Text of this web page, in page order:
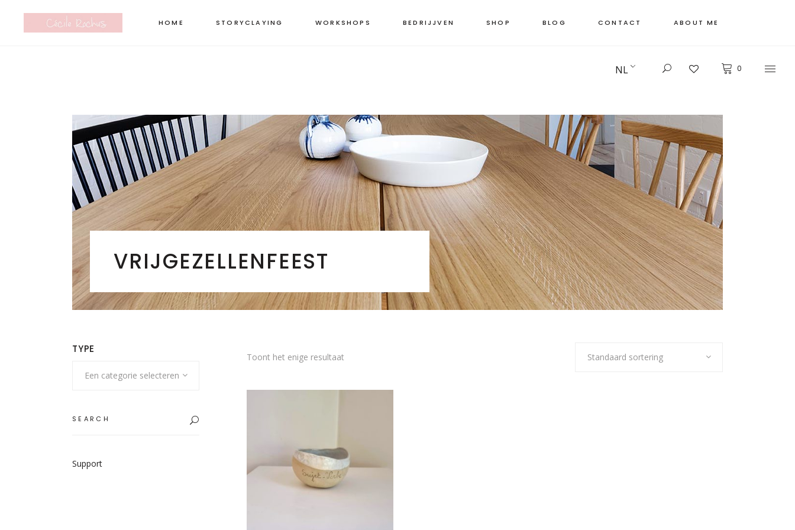
HOME STORYCLAYING WORKSHOPS BEDRIJJVEN SHOP BLOG CONTACT ABOUT ME
NL 0
VRIJGEZELLENFEEST
Toont het enige resultaat Standaard sortering
Dit
product
heeft
TYPE
Een categorie selecteren
for:
Support